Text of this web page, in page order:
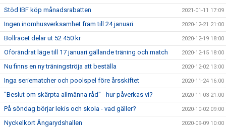
Stöd IBF köp månadsrabatten 2021-01-11 17:09
Ingen inomhusverksamhet fram till 24 januari 2020-12-21 21:00
Bollracet delar ut 52 450 kr 2020-12-19 18:00
Oförändrat läge till 17 januari gällande träning och match 2020-12-15 18:00
Nu finns en ny träningströja att beställa 2020-12-02 13:00
Inga seriematcher och poolspel före årsskiftet 2020-11-24 16:00
"Beslut om skärpta allmänna råd" - hur påverkas vi? 2020-11-03 21:00
På söndag börjar lekis och skola - vad gäller? 2020-10-02 09:00
Nyckelkort Ängarydshallen 2020-09-09 10:00